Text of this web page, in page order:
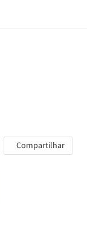
Compartilhar